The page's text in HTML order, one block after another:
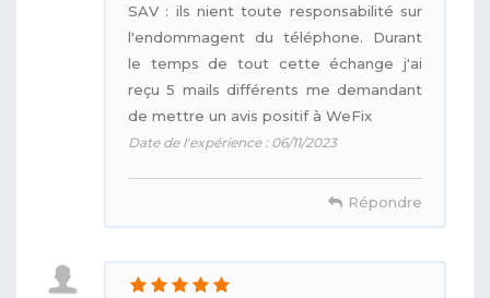
SAV : ils nient toute responsabilité sur
l'endommagent du téléphone. Durant
le temps de tout cette échange j'ai
reçu 5 mails différents me demandant
de mettre un avis positif à WeFix
Date de l'expérience : 06/11/2023
Répondre